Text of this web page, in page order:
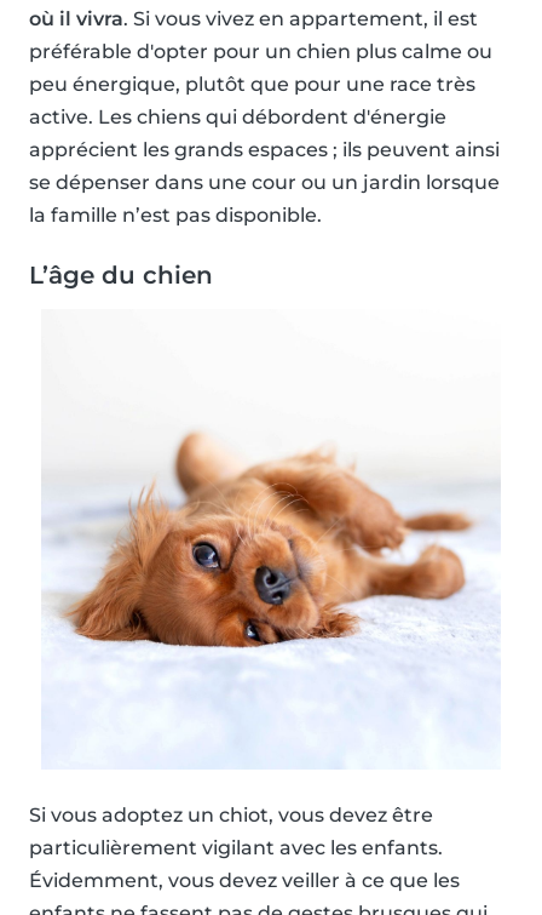
où il vivra. Si vous vivez en appartement, il est
préférable d'opter pour un chien plus calme ou
peu énergique, plutôt que pour une race très
active. Les chiens qui débordent d'énergie
apprécient les grands espaces ; ils peuvent ainsi
se dépenser dans une cour ou un jardin lorsque
la famille n’est pas disponible.
L’âge du chien
Si vous adoptez un chiot, vous devez être
particulièrement vigilant avec les enfants.
Évidemment, vous devez veiller à ce que les